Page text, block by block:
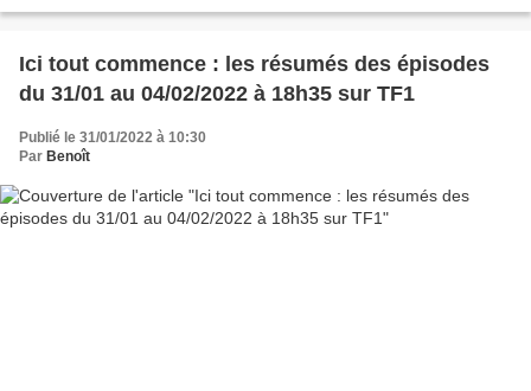
Ici tout commence : les résumés des épisodes
du 31/01 au 04/02/2022 à 18h35 sur TF1
Publié le 31/01/2022 à 10:30
Par Benoît